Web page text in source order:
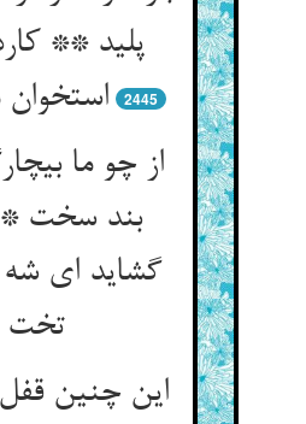
پلید **
2445
از چو ما
بند سخت
گشاید ای شه
تخت‏
این چنین